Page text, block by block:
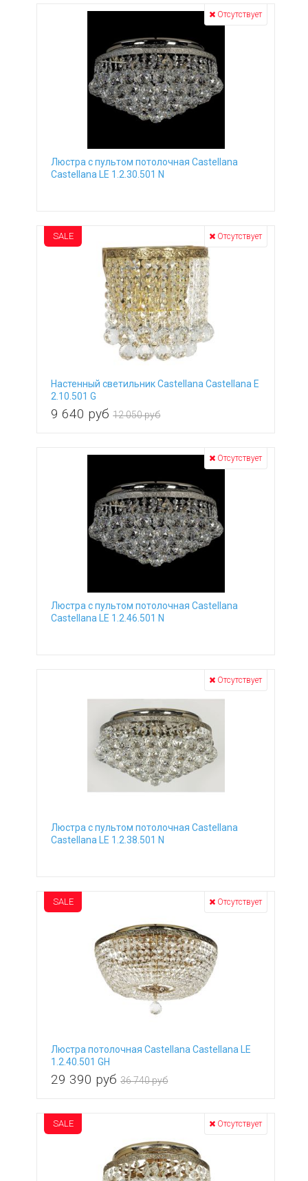
Люстра с пультом потолочная Castellana
Castellana LE 1.2.30.501 N
Отсутствует
Настенный светильник Castellana Castellana E
2.10.501 G
9 640 руб 12 050 руб
SALE Отсутствует
Люстра с пультом потолочная Castellana
Castellana LE 1.2.46.501 N
Отсутствует
Люстра с пультом потолочная Castellana
Castellana LE 1.2.38.501 N
Отсутствует
Люстра потолочная Castellana Castellana LE
1.2.40.501 GH
29 390 руб 36 740 руб
SALE Отсутствует
SALE Отсутствует